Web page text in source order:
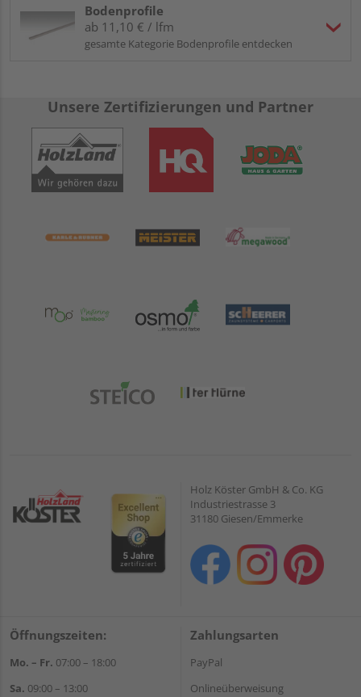
Bodenprofile
ab 11,10 € / lfm
gesamte Kategorie Bodenprofile entdecken
Unsere Zertifizierungen und Partner
Holz Köster GmbH & Co. KG
Industriestrasse 3
31180 Giesen/Emmerke
Öffnungszeiten:
Mo. – Fr. 07:00 – 18:00
Sa. 09:00 – 13:00
Zahlungsarten
PayPal
Onlineüberweisung